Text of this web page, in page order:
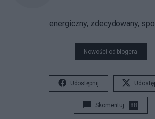
energiczny, zdecydowany,
Nowości od blogera
Udostępnij
Skomentuj 88